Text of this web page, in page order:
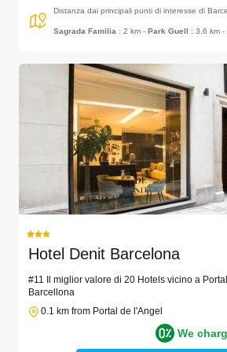
Distanza dai principali punti di interesse di
Sagrada Familia : 2 km - Park Guell : 3.6 km -
Hotel Denit Barcelona
#11 Il miglior valore di 20 Hotels vicino a
Barcellona
0.1 km from Portal de l'Angel
We